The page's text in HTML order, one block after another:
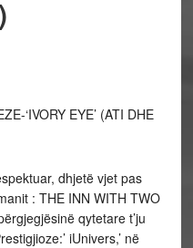
‘IVORY EYE’ (ATI DHE
dhjetë vjet pas
: THE INN WITH TWO
qytetare t’ju
iUnivers,’ në